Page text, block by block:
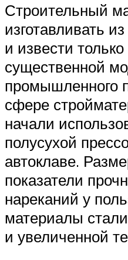
Строительный
изготавливать
и извести
существенной
промышленного
сфере
начали
полусухой
автоклаве.
показатели
нареканий у
материалы
и увеличенной